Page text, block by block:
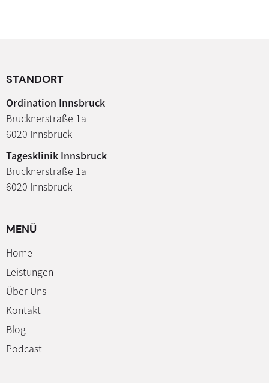
STANDORT
Ordination Innsbruck
Brucknerstraße 1a
6020 Innsbruck
Tagesklinik Innsbruck
Brucknerstraße 1a
6020 Innsbruck
MENÜ
Home
Leistungen
Über Uns
Kontakt
Blog
Podcast